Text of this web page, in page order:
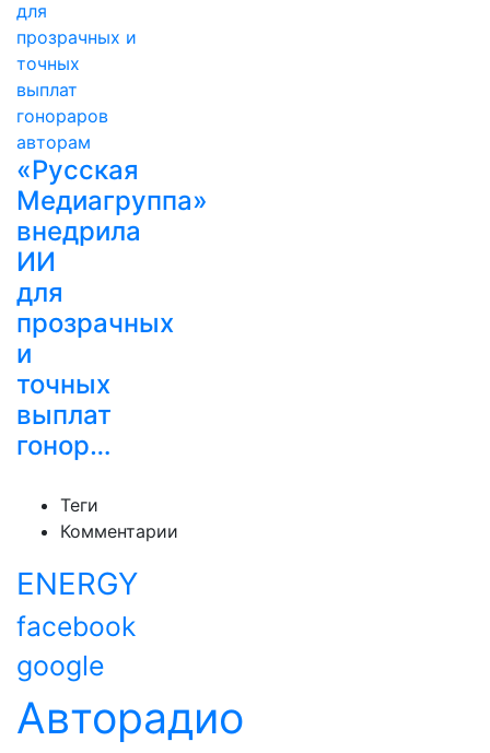
«Русская
Медиагруппа»
внедрила
ИИ
для
прозрачных
и
точных
выплат
гонор…
Теги
Комментарии
ENERGY
facebook
google
Авторадио